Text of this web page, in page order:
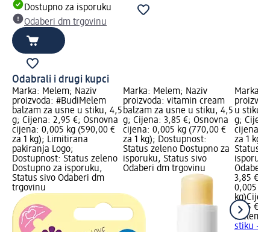
Dostupno za isporuku
Odaberi dm trgovinu
Odabrali i drugi kupci
Marka: Melem; Naziv
proizvoda: #BudiMelem
balzam za usne u stiku, 4,5
g; Cijena: 2,95 €; Osnovna
cijena: 0,005 kg (590,00 €
za 1 kg); Limitirana
pakiranja Logo;
Dostupnost: Status zeleno
Dostupno za isporuku,
Status sivo Odaberi dm
trgovinu
Marka: Melem; Naziv
proizvoda: vitamin cream
balzam za usne u stiku, 4,5
g; Cijena: 3,85 €; Osnovna
cijena: 0,005 kg (770,00 €
za 1 kg); Dostupnost:
Status zeleno Dostupno za
isporuku, Status sivo
Odaberi dm trgovinu
Marka:
u stiku
g;
cijena:
za 1
Status
Odaberi
3,85 €
0,005 kg
kg)
3,85 €
Melem
stiku –